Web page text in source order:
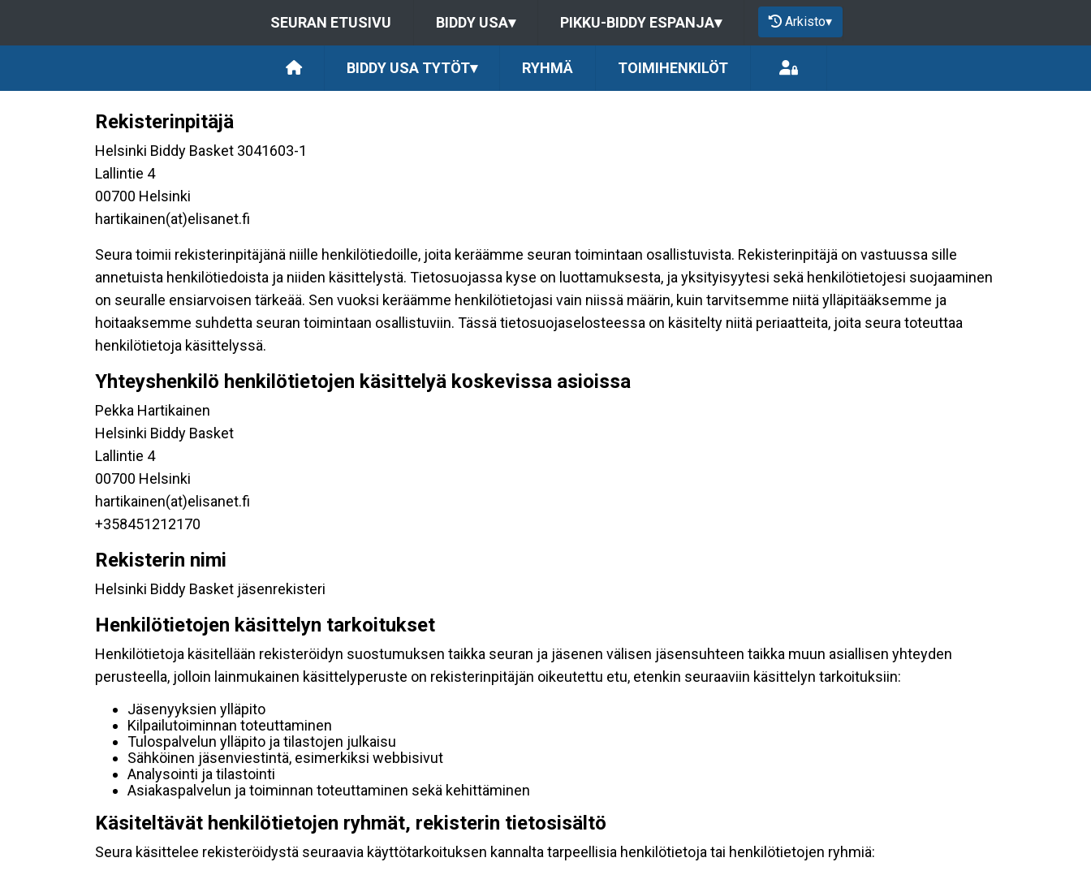
SEURAN ETUSIVU BIDDY USA▾ PIKKU-BIDDY ESPANJA▾ Arkisto▾
BIDDY USA TYTÖT▾ RYHMÄ TOIMIHENKILÖT
Rekisterinpitäjä
Helsinki Biddy Basket 3041603-1
Lallintie 4
00700 Helsinki
hartikainen(at)elisanet.fi
Seura toimii rekisterinpitäjänä niille henkilötiedoille, joita keräämme seuran toimintaan osallistuvista. Rekisterinpitäjä on vastuussa sille
annetuista henkilötiedoista ja niiden käsittelystä. Tietosuojassa kyse on luottamuksesta, ja yksityisyytesi sekä henkilötietojesi suojaaminen
on seuralle ensiarvoisen tärkeää. Sen vuoksi keräämme henkilötietojasi vain niissä määrin, kuin tarvitsemme niitä ylläpitääksemme ja
hoitaaksemme suhdetta seuran toimintaan osallistuviin. Tässä tietosuojaselosteessa on käsitelty niitä periaatteita, joita seura toteuttaa
henkilötietoja käsittelyssä.
Yhteyshenkilö henkilötietojen käsittelyä koskevissa asioissa
Pekka Hartikainen
Helsinki Biddy Basket
Lallintie 4
00700 Helsinki
hartikainen(at)elisanet.fi
+358451212170
Rekisterin nimi
Helsinki Biddy Basket jäsenrekisteri
Henkilötietojen käsittelyn tarkoitukset
Henkilötietoja käsitellään rekisteröidyn suostumuksen taikka seuran ja jäsenen välisen jäsensuhteen taikka muun asiallisen yhteyden
perusteella, jolloin lainmukainen käsittelyperuste on rekisterinpitäjän oikeutettu etu, etenkin seuraaviin käsittelyn tarkoituksiin:
Jäsenyyksien ylläpito
Kilpailutoiminnan toteuttaminen
Tulospalvelun ylläpito ja tilastojen julkaisu
Sähköinen jäsenviestintä, esimerkiksi webbisivut
Analysointi ja tilastointi
Asiakaspalvelun ja toiminnan toteuttaminen sekä kehittäminen
Käsiteltävät henkilötietojen ryhmät, rekisterin tietosisältö
Seura käsittelee rekisteröidystä seuraavia käyttötarkoituksen kannalta tarpeellisia henkilötietoja tai henkilötietojen ryhmiä: